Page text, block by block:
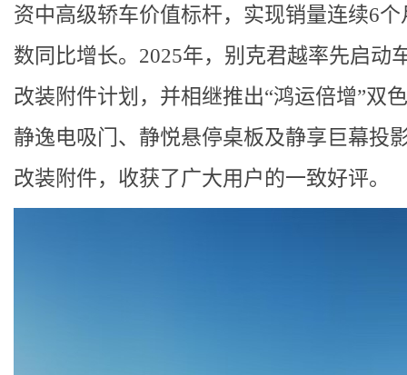
资中高级轿车价值标杆，实现销量连续6个
数同比增长。2025年，别克君越率先启动
改装附件计划，并相继推出“鸿运倍增”双
静逸电吸门、静悦悬停桌板及静享巨幕投
改装附件，收获了广大用户的一致好评。